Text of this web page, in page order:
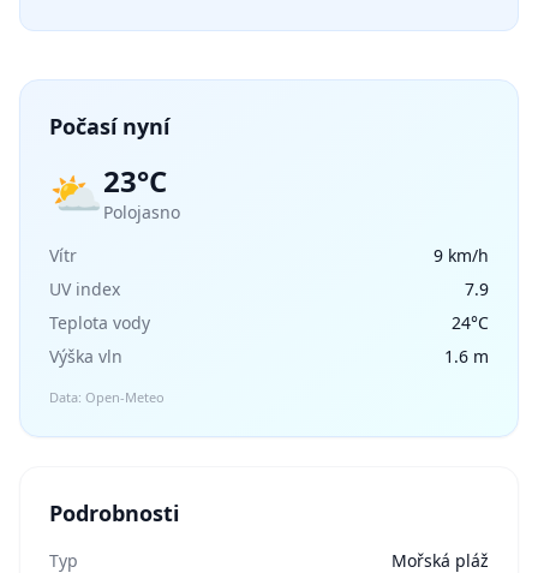
Počasí nyní
⛅23°C
Polojasno
Vítr
9 km/h
UV index
7.9
Teplota vody
24°C
Výška vln
1.6 m
Data: Open-Meteo
Podrobnosti
Typ
Mořská pláž